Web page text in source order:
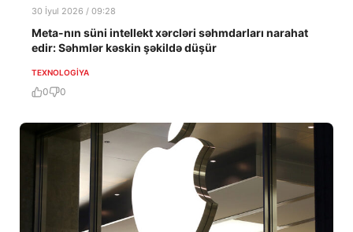
30 İyul 2026 / 09:28
Meta-nın süni intellekt xərcləri səhmdarları narahat
edir: Səhmlər kəskin şəkildə düşür
TEXNOLOGIYA
0 0